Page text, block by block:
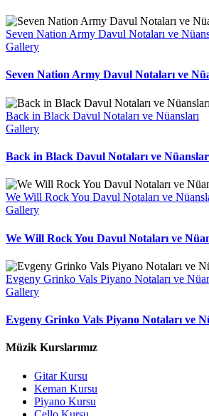
Seven Nation Army Davul Notaları ve
Gallery
Seven Nation Army Davul Notaları ve
Back in Black Davul Notaları ve Nüansları
Gallery
Back in Black Davul Notaları ve
We Will Rock You Davul Notaları ve
Gallery
We Will Rock You Davul Notaları ve
Evgeny Grinko Vals Piyano Notaları ve
Gallery
Evgeny Grinko Vals Piyano Notaları ve
Müzik Kurslarımız
Gitar Kursu
Keman Kursu
Piyano Kursu